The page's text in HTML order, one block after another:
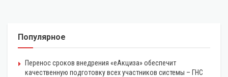
Популярное
Перенос сроков внедрения «еАкциза» обеспечит
качественную подготовку всех участников системы – ГНС